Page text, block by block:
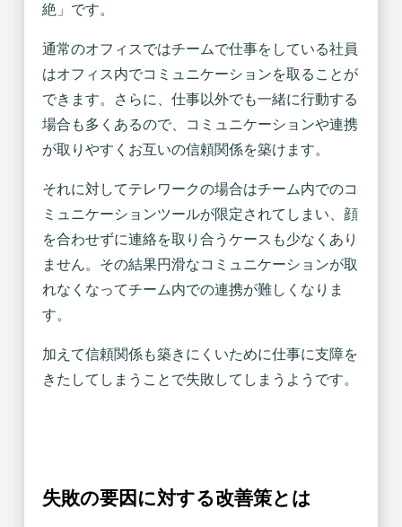
絶」です。
通常のオフィスではチームで仕事をしている社員
はオフィス内でコミュニケーションを取ることが
できます。さらに、仕事以外でも一緒に行動する
場合も多くあるので、コミュニケーションや連携
が取りやすくお互いの信頼関係を築けます。
それに対してテレワークの場合はチーム内でのコ
ミュニケーションツールが限定されてしまい、顔
を合わせずに連絡を取り合うケースも少なくあり
ません。その結果円滑なコミュニケーションが取
れなくなってチーム内での連携が難しくなりま
す。
加えて信頼関係も築きにくいために仕事に支障を
きたしてしまうことで失敗してしまうようです。
失敗の要因に対する改善策とは